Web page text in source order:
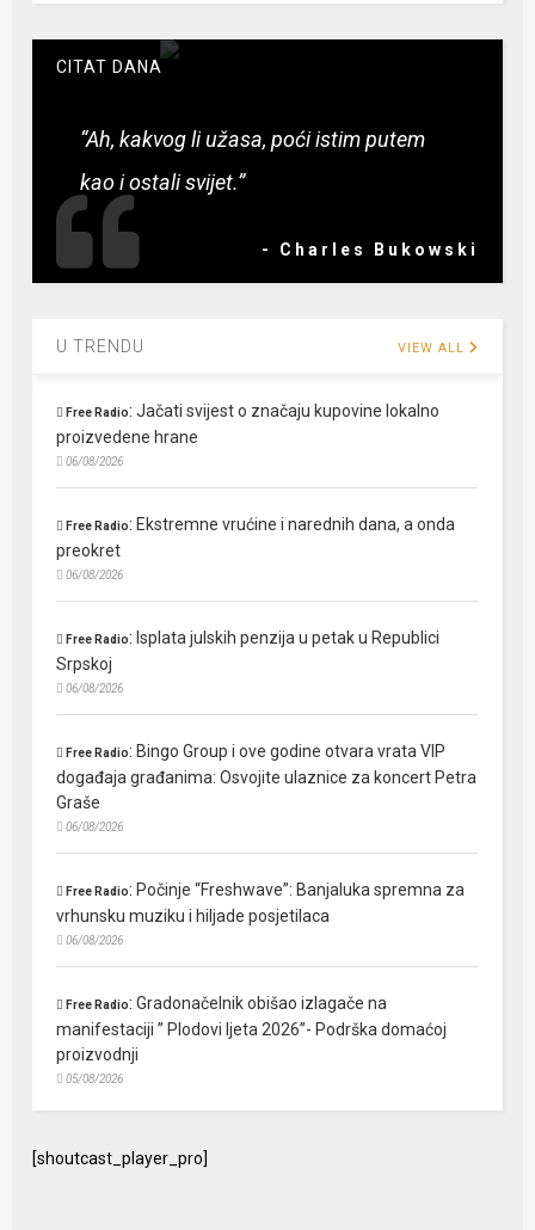
CITAT DANA
“Ah, kakvog li užasa, poći istim putem
kao i ostali svijet.”
- Charles Bukowski
U TRENDU VIEW ALL
Free Radio:Jačati svijest o značaju kupovine lokalno
proizvedene hrane
06/08/2026
Free Radio: Ekstremne vrućine i narednih dana, a onda
preokret
06/08/2026
Free Radio: Isplata julskih penzija u petak u Republici
Srpskoj
06/08/2026
Free Radio: Bingo Group i ove godine otvara vrata VIP
događaja građanima: Osvojite ulaznice za koncert Petra
Graše
06/08/2026
Free Radio: Počinje “Freshwave”: Banjaluka spremna za
vrhunsku muziku i hiljade posjetilaca
06/08/2026
Free Radio:Gradonačelnik obišao izlagače na
manifestaciji ” Plodovi ljeta 2026”- Podrška domaćoj
proizvodnji
05/08/2026
[shoutcast_player_pro]